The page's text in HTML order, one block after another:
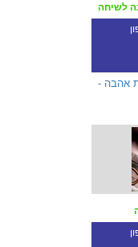
לשיחה
אהבה -